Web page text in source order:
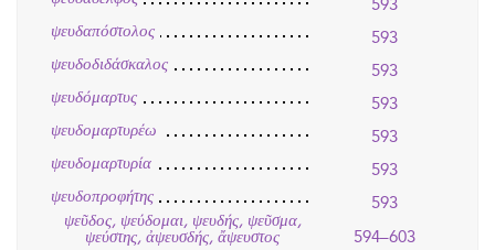
593
ψευδαπόστολος
593
ψευδοδιδάσκαλος
593
ψευδόμαρτυς
593
ψευδομαρτυρέω
593
ψευδομαρτυρία
593
ψευδοπροφήτης
593
ψεῦδος, ψεύδομαι, ψευδής, ψεῦσμα,
ψεύστης, ἀψευσδής, ἄψευστος
594–603